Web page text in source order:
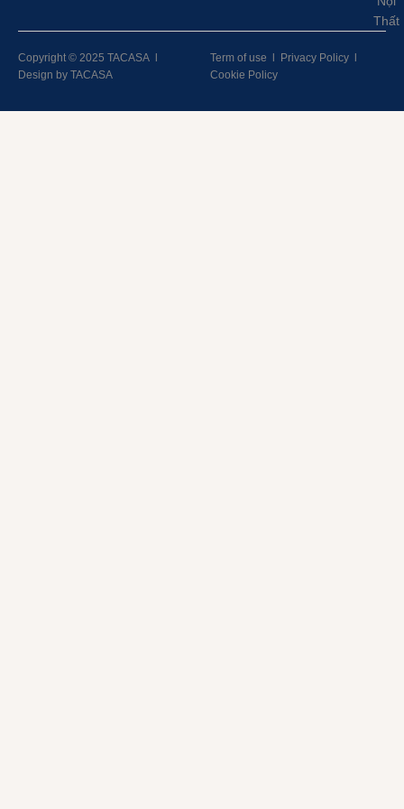
Thất
Copyright © 2025 TACASA l
Design by TACASA
Term of use l Privacy Policy l
Cookie Policy